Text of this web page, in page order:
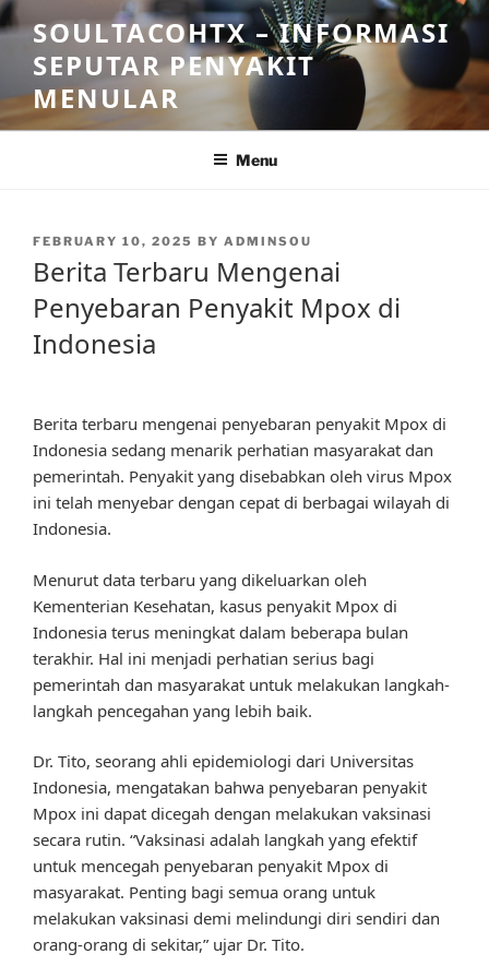
Skip
to
content
SOULTACOHTX – INFORMASI
SEPUTAR PENYAKIT
MENULAR
Menu
POSTED
FEBRUARY 10, 2025 BY ADMINSOU
Berita Terbaru Mengenai
Penyebaran Penyakit Mpox di
Indonesia
Berita terbaru mengenai penyebaran penyakit Mpox di
Indonesia sedang menarik perhatian masyarakat dan
pemerintah. Penyakit yang disebabkan oleh virus Mpox
ini telah menyebar dengan cepat di berbagai wilayah di
Indonesia.
Menurut data terbaru yang dikeluarkan oleh
Kementerian Kesehatan, kasus penyakit Mpox di
Indonesia terus meningkat dalam beberapa bulan
terakhir. Hal ini menjadi perhatian serius bagi
pemerintah dan masyarakat untuk melakukan langkah-
langkah pencegahan yang lebih baik.
Dr. Tito, seorang ahli epidemiologi dari Universitas
Indonesia, mengatakan bahwa penyebaran penyakit
Mpox ini dapat dicegah dengan melakukan vaksinasi
secara rutin. “Vaksinasi adalah langkah yang efektif
untuk mencegah penyebaran penyakit Mpox di
masyarakat. Penting bagi semua orang untuk
melakukan vaksinasi demi melindungi diri sendiri dan
orang-orang di sekitar,” ujar Dr. Tito.